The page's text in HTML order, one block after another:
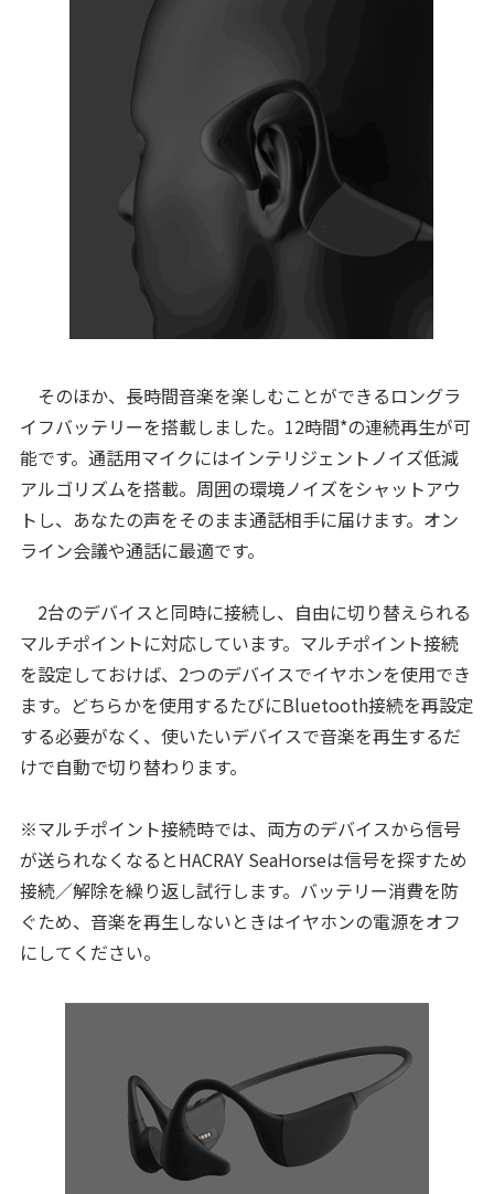
そのほか、長時間音楽を楽しむことができるロングラ
イフバッテリーを搭載しました。12時間*の連続再生が可
能です。通話用マイクにはインテリジェントノイズ低減
アルゴリズムを搭載。周囲の環境ノイズをシャットアウ
トし、あなたの声をそのまま通話相手に届けます。オン
ライン会議や通話に最適です。
2台のデバイスと同時に接続し、自由に切り替えられる
マルチポイントに対応しています。マルチポイント接続
を設定しておけば、2つのデバイスでイヤホンを使用でき
ます。どちらかを使用するたびにBluetooth接続を再設定
する必要がなく、使いたいデバイスで音楽を再生するだ
けで自動で切り替わります。
※マルチポイント接続時では、両方のデバイスから信号
が送られなくなるとHACRAY SeaHorseは信号を探すため
接続／解除を繰り返し試行します。バッテリー消費を防
ぐため、音楽を再生しないときはイヤホンの電源をオフ
にしてください。